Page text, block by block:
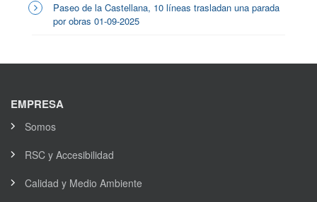
Paseo de la Castellana, 10 líneas trasladan una parada
por obras 01-09-2025
EMPRESA
Somos
RSC y Accesibilidad
Calidad y Medio Ambiente